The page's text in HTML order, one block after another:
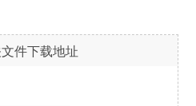
件下载地址